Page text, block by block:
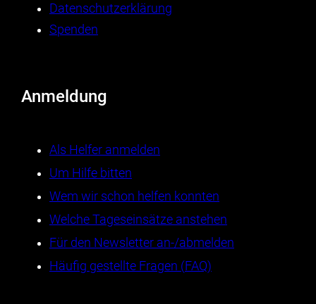
Datenschutzerklärung
Spenden
Anmeldung
Als Helfer anmelden
Um Hilfe bitten
Wem wir schon helfen konnten
Welche Tageseinsätze anstehen
Für den Newsletter an-/abmelden
Häufig gestellte Fragen (FAQ)